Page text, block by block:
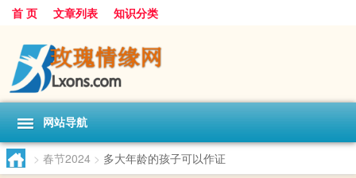
首 页 文章列表 知识分类
网站导航
> 春节2024 > 多大年龄的孩子可以作证